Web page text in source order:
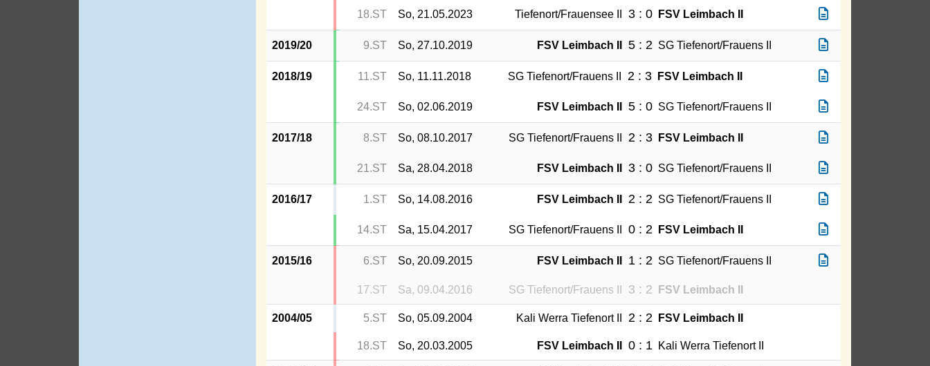
18.ST So, 21.05.2023 Tiefenort/Frauensee II 3 : 0 FSV Leimbach II
2019/20 9.ST So, 27.10.2019 FSV Leimbach II 5 : 2 SG Tiefenort/Frauens II
2018/19 11.ST So, 11.11.2018 SG Tiefenort/Frauens II 2 : 3 FSV Leimbach II
24.ST So, 02.06.2019 FSV Leimbach II 5 : 0 SG Tiefenort/Frauens II
2017/18 8.ST So, 08.10.2017 SG Tiefenort/Frauens II 2 : 3 FSV Leimbach II
21.ST Sa, 28.04.2018 FSV Leimbach II 3 : 0 SG Tiefenort/Frauens II
2016/17 1.ST So, 14.08.2016 FSV Leimbach II 2 : 2 SG Tiefenort/Frauens II
14.ST Sa, 15.04.2017 SG Tiefenort/Frauens II 0 : 2 FSV Leimbach II
2015/16 6.ST So, 20.09.2015 FSV Leimbach II 1 : 2 SG Tiefenort/Frauens II
17.ST Sa, 09.04.2016 SG Tiefenort/Frauens II 3 : 2 FSV Leimbach II
2004/05 5.ST So, 05.09.2004 Kali Werra Tiefenort II 2 : 2 FSV Leimbach II
18.ST So, 20.03.2005 FSV Leimbach II 0 : 1 Kali Werra Tiefenort II